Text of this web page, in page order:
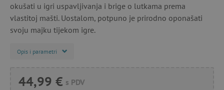
okušati u igri uspavljivanja i brige o lutkama prema
vlastitoj mašti. Uostalom, potpuno je prirodno oponašati
svoju majku tijekom igre.
Opis i parametri
44,99 € s PDV